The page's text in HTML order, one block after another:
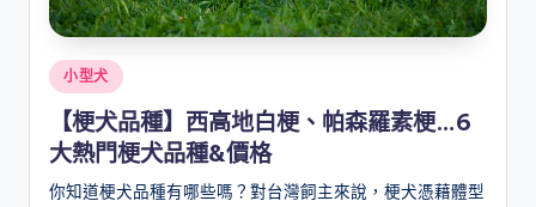
Posted
in
小型犬
【梗犬品種】西高地白梗、帕森羅素梗…6
大熱門梗犬品種&價格
你知道梗犬品種有哪些嗎？對台灣飼主來說，梗犬憑藉體型